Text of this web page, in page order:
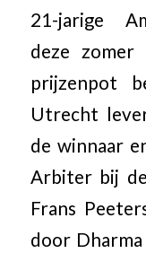
21-jarige
deze
prijzenpot
Utrecht
de winnaar
Arbiter bij
Frans
door